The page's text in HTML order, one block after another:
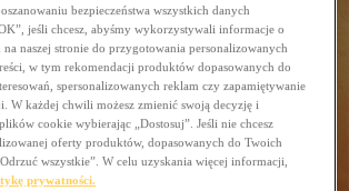
bezpieczeństwa wszystkich danych
jeśli chcesz, abyśmy wykorzystywali informacje o
naszej stronie do przygotowania personalizowanych
w tym rekomendacji produktów dopasowanych do
spersonalizowanych reklam czy zapamiętywanie
W każdej chwili możesz zmienić swoją decyzję i
cookie wybierając „Dostosuj”. Jeśli nie chcesz
oferty produktów, dopasowanych do Twoich
wszystkie”. W celu uzyskania więcej informacji,
prywatności.